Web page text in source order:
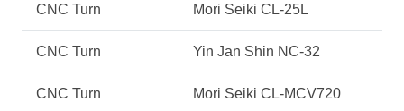
CNC Turn Mori Seiki CL-25L
CNC Turn Yin Jan Shin NC-32
CNC Turn Mori Seiki CL-MCV720